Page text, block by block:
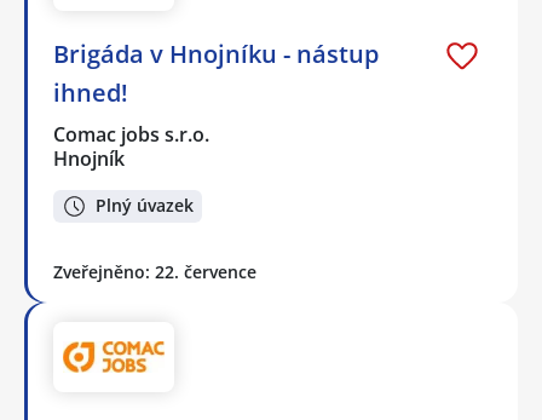
Brigáda v Hnojníku - nástup
ihned!
Comac jobs s.r.o.
Hnojník
Plný úvazek
Zveřejněno: 22. července